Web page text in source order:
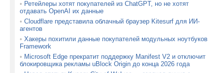
• Ретейлеры хотят покупателей из ChatGPT, но не хотят
отдавать OpenAI их данные
• Cloudflare представила облачный браузер Kitesurf для ИИ-
агентов
• Хакеры похитили данные покупателей модульных ноутбуков
Framework
• Microsoft Edge прекратит поддержку Manifest V2 и отключит
блокировщика рекламы uBlock Origin до конца 2026 года